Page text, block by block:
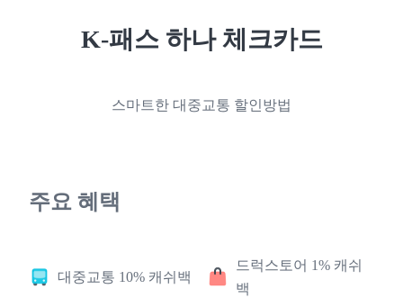
K-패스 하나 체크카드
스마트한 대중교통 할인방법
주요 혜택
대중교통 10% 캐쉬백
드럭스토어 1% 캐쉬
백